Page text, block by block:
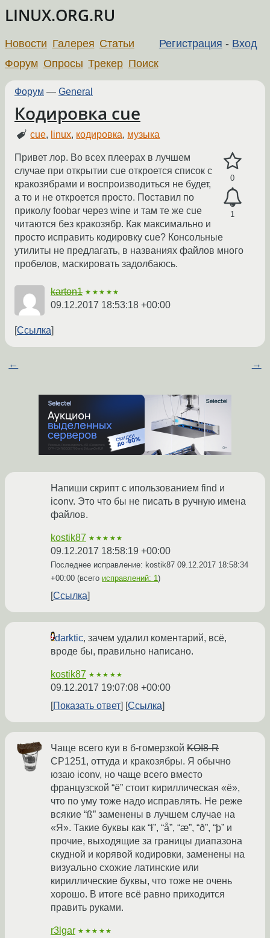
LINUX.ORG.RU
Регистрация - Вход
Новости Галерея Статьи
Форум Опросы Трекер Поиск
Форум — General
Кодировка cue
cue, linux, кодировка, музыка
0
1
Привет лор. Во всех плеерах в лучшем
случае при открытии cue откроется список с
кракозябрами и воспроизводиться не будет,
а то и не откроется просто. Поставил по
приколу foobar через wine и там те же cue
читаются без кракозябр. Как максимально и
просто исправить кодировку cue? Консольные
утилиты не предлагать, в названиях файлов много
пробелов, маскировать задолбаюсь.
karton1 ★★★★★
09.12.2017 18:53:18 +00:00
Ссылка
← →
Напиши скрипт с ипользованием find и
iconv. Это что бы не писать в ручную имена
файлов.
kostik87 ★★★★★
09.12.2017 18:58:19 +00:00
Последнее исправление: kostik87 09.12.2017 18:58:34
+00:00 (всего исправлений: 1)
Ссылка
darktic, зачем удалил коментарий, всё,
вроде бы, правильно написано.
kostik87 ★★★★★
09.12.2017 19:07:08 +00:00
Показать ответ
Ссылка
Чаще всего куи в б-гомерзкой KOI8-R
CP1251, оттуда и кракозябры. Я обычно
юзаю iconv, но чаще всего вместо
французской “ë” стоит кириллическая «ё»,
что по уму тоже надо исправлять. Не реже
всякие “ß” заменены в лучшем случае на
«Я». Такие буквы как “ł”, “å”, “æ”, “ð”, “þ” и
прочие, выходящие за границы диапазона
скудной и корявой кодировки, заменены на
визуально схожие латинские или
кириллические буквы, что тоже не очень
хорошо. В итоге всё равно приходится
править руками.
r3lgar ★★★★★